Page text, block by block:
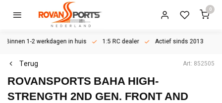
0
Binnen 1-2 werkdagen in huis 1:5 RC dealer Actief sinds 2013
Terug Art: 852505
ROVANSPORTS BAHA HIGH-
STRENGTH 2ND GEN. FRONT AND